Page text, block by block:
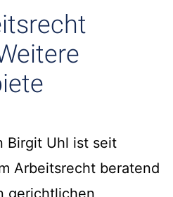
Birgit Uhl ist seit
Arbeitsrecht beratend
gerichtlichen